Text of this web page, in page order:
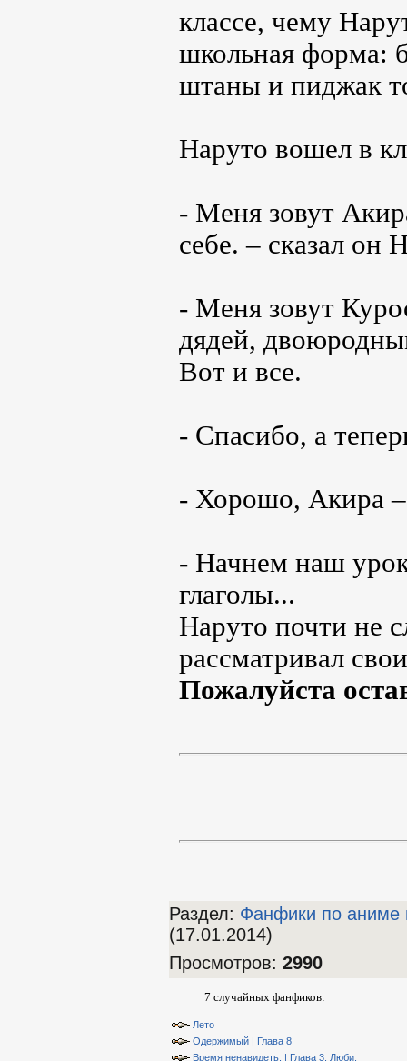
классе, чему
школьная форма:
штаны и пиджак
Наруто вошел в
- Меня зовут
себе. – сказал он
- Меня зовут
дядей,
Вот и все.
- Спасибо, а
- Хорошо, Акира –
- Начнем наш
глаголы...
Наруто почти не
рассматривал
Пожалуйста
Раздел: Фанфики по аниме
(17.01.2014)
Просмотров: 2990
7 случайных фанфиков:
Лето
Одержимый | Глава 8
Время ненавидеть. | Глава 3. Люби.